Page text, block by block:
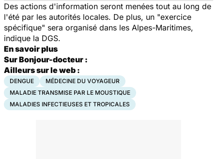
Des actions d'information seront menées tout au long de
l'été par les autorités locales. De plus, un "exercice
spécifique" sera organisé dans les Alpes-Maritimes,
indique la DGS.
En savoir plus
Sur Bonjour-docteur :
Ailleurs sur le web :
DENGUE
MÉDECINE DU VOYAGEUR
MALADIE TRANSMISE PAR LE MOUSTIQUE
MALADIES INFECTIEUSES ET TROPICALES